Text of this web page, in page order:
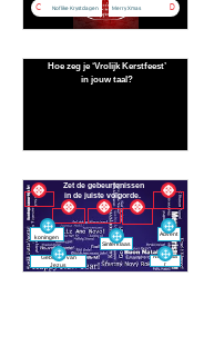
C Noflike Krystdagen D
Merry Xmas
Hoe zeg je ‘Vrolijk Kerstfeest’
in jouw taal?
Zet de gebeurtenissen
in de juiste volgorde.
Advent
3
koningen
Sinterklaas
Geboorte van
Jezus
Nieuwjaa
r